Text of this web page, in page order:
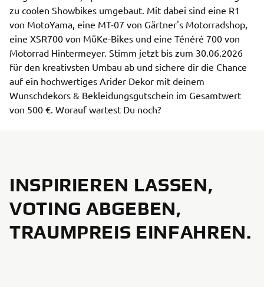
zu coolen Showbikes umgebaut. Mit dabei sind eine R1
von MotoYama, eine MT-07 von Gärtner's Motorradshop,
eine XSR700 von MüKe-Bikes und eine Ténéré 700 von
Motorrad Hintermeyer. Stimm jetzt bis zum 30.06.2026
für den kreativsten Umbau ab und sichere dir die Chance
auf ein hochwertiges Arider Dekor mit deinem
Wunschdekors & Bekleidungsgutschein im Gesamtwert
von 500 €. Worauf wartest Du noch?
INSPIRIEREN LASSEN,
VOTING ABGEBEN,
TRAUMPREIS EINFAHREN.